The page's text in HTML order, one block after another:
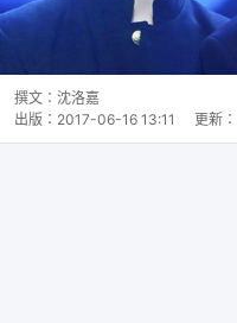
撰文： 沈洛嘉
出版： 2017-06-16 13:11 更新：